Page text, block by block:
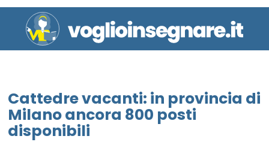
Cattedre vacanti: in provincia di
Milano ancora 800 posti
disponibili